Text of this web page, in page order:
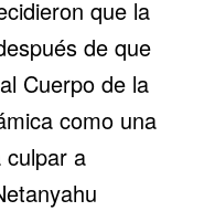
que la
de que
Cuerpo de la
como una
a